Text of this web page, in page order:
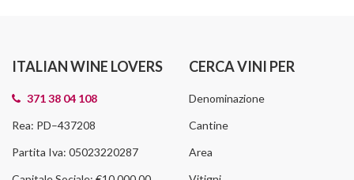
ITALIAN WINE LOVERS
371 38 04 108
Rea: PD–437208
Partita Iva: 05023220287
CERCA VINI PER
Denominazione
Cantine
Area